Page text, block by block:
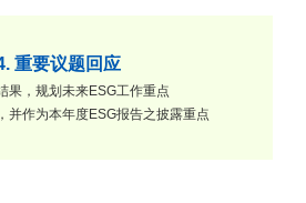
重要议题回应
果，规划未来ESG工作重点
并作为本年度ESG报告之披露重点